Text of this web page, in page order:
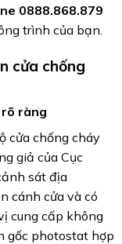
0888.868.879
trình của bạn.
cửa chống
rõ ràng
cửa chống cháy
giả của Cục
sát địa
cánh cửa và có
cung cấp không
gốc photostat hợp